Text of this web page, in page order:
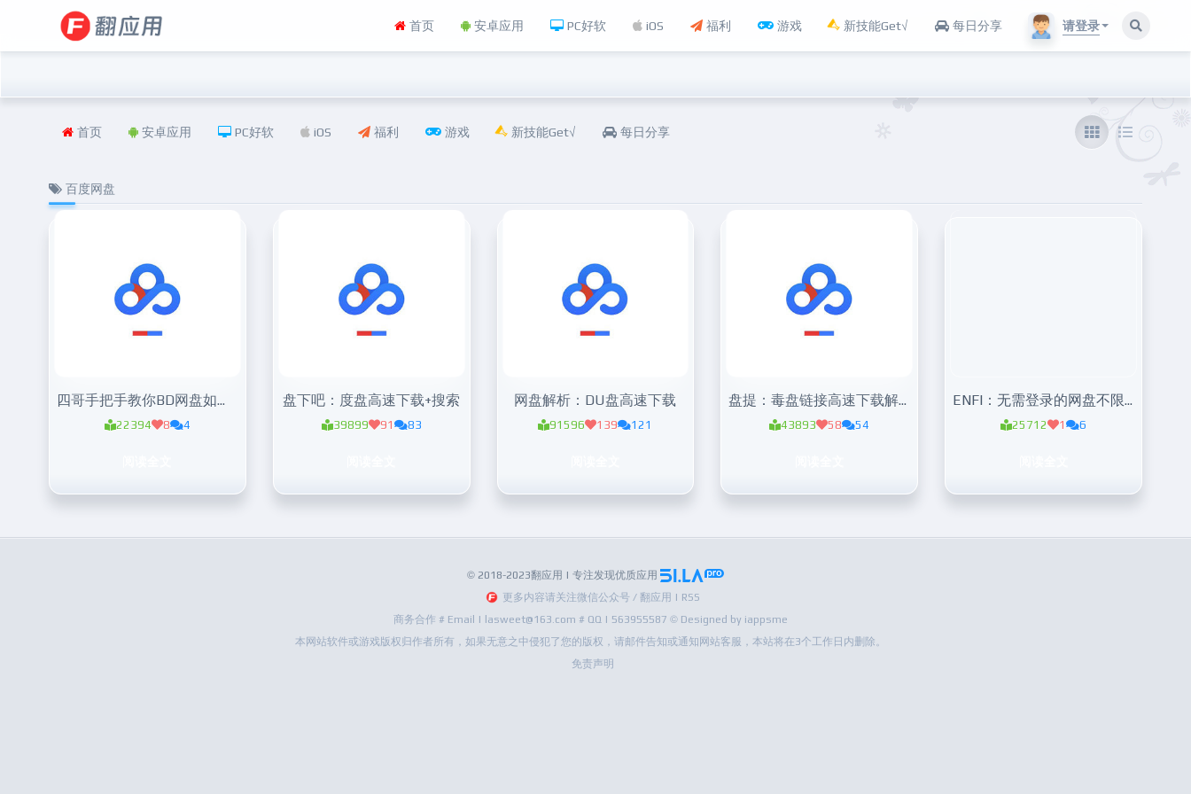
首页 安卓应用 PC好软 iOS 福利 游戏 新技能Get√ 每日分享 请登录
首页 安卓应用 PC好软 iOS 福利 游戏 新技能Get√ 每日分享
百度网盘
四哥手把手教你BD网盘如何实现满速下载！
22394 8 4
盘下吧：度盘高速下载+搜索
39899 91 83
网盘解析：DU盘高速下载
91596 139 121
盘提：毒盘链接高速下载解析
43893 58 54
ENFI：无需登录的网盘不限速下载器
25712 1 6
© 2018-2023翻应用 | 专注发现优质应用
更多内容请关注微信公众号 / 翻应用 | RSS
商务合作 # Email | lasweet@163.com # QQ | 563955587 © Designed by iappsme
本网站软件或游戏版权归作者所有，如果无意之中侵犯了您的版权，请邮件告知或通知网站客服，本站将在3个工作日内删除。
免责声明